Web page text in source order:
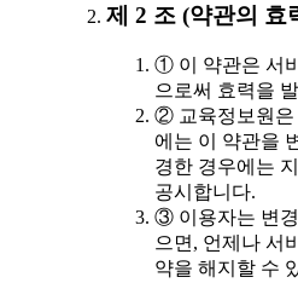
제 2 조 (약관의 효
① 이 약관은 서
으로써 효력을
② 교육정보원은
에는 이 약관을
경한 경우에는
공시합니다.
③ 이용자는 변
으면, 언제나 서
약을 해지할 수